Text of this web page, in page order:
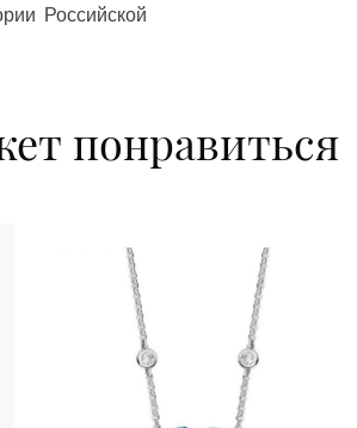
Российской
понравиться